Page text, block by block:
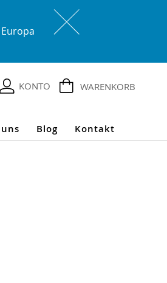
WARENKORB
KONTO
Blog Kontakt